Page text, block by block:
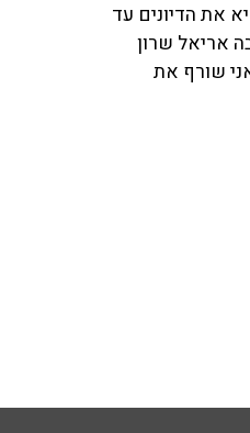
את הדיונים עד
אריאל שרון
שורף את